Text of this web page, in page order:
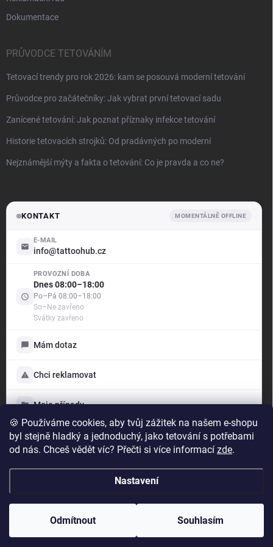
🍪 Používáme cookies, aby tvůj zážitek na našem e-shopu
byl stejně hladký a jednoduchý, jako tetování s potřebami
od nás. Chceš vědět víc? Přečti si více informací zde.
Nastavení
Odmítnout Souhlasím
Dokumentace
PRŮVODCE TETOVÁNÍM
Tetovací trendy pro rok 2026: kam se posouvá moderní tetování
Průvodce pro začátečníky: Jak vybrat první tetovací sadu
Zanícené tetování: Jak poznat příznaky infekce tetování
Historie tetovacích strojků: Od pradávných po moderní
Nejznámější mýty a fakta o tetování: Co je pravda a co ne?
KONTAKT MOMENTÁLNĚ OFFLINE
E-MAIL
info@tattoohub.cz
PROVOZNÍ DOBA
Dnes 08:00–18:00
Po–Pá 08:00–18:00
So–Ne zavřeno
Svátky zavřeno
Mám dotaz
Chci reklamovat
Moje případy
TattooHub s.r.o.
IČO: 24891622
Vytvořil Shoptet
Copyright 2026 . Všechna práva vyhrazena.
Offline — odpovíme brzy
vyřídíme reklamaci a ukážeme vám stav vašich případů.
Chci reklamovat
Reklamace zboží
Přehled dotazů a reklamací